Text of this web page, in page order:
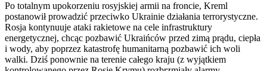
Po totalnym upokorzeniu rosyjskiej armii na froncie, Kreml
postanowił prowadzić przeciwko Ukrainie działania terrorystyczne.
Rosja kontynuuje ataki rakietowe na cele infrastruktury
energetycznej, chcąc pozbawić Ukraińców przed zimą prądu, ciepła
i wody, aby poprzez katastrofę humanitarną pozbawić ich woli
walki. Dziś ponownie na terenie całego kraju (z wyjątkiem